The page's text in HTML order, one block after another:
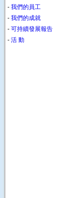
- 我們的員工
- 我們的成就
- 可持續發展報告
- 活 動